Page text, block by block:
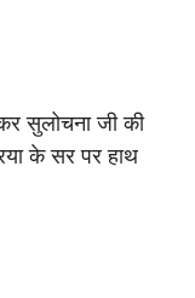
सुलोचना जी की
के सर पर हाथ